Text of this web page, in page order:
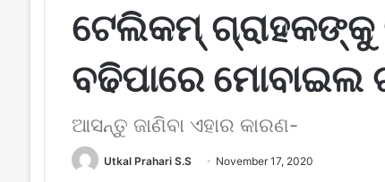
ଟେଲିକମ୍ ଗ୍ରାହକଙ୍କୁ
ବଢିପାରେ ମୋବାଇଲ
ଆସନ୍ତୁ ଜାଣିବା ଏହାର କାରଣ-
Utkal Prahari S.S November 17, 2020